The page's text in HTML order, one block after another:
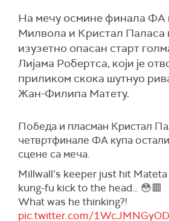
На мечу осмине финала ФА
Милвола и Кристал Паласа
изузетно опасан старт
Лијама Робертса, који је
приликом скока шутнуо
Жан-Филипа Матету.
Победа и пласман Кристал
четвртфинале ФА купа
сцене са меча.
Millwall’s keeper just hit
kung-fu kick to the head… 😳🟥
What was he thinking?!
pic.twitter.com/1WcJMNGyOD